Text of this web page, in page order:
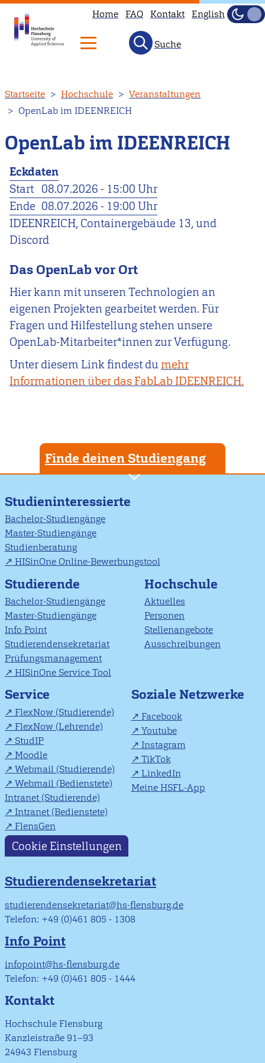
zum
Inhalt
Home FAQ Kontakt English
Hell
Suche
Startseite Hochschule
Veranstaltungen
OpenLab im IDEENREICH
OpenLab im IDEENREICH
Eckdaten
Start 08.07.2026 - 15:00 Uhr
Ende 08.07.2026 - 19:00 Uhr
IDEENREICH, Containergebäude 13, und
Discord
Das OpenLab vor Ort
Hier kann mit unseren Technologien an
eigenen Projekten gearbeitet werden. Für
Fragen und Hilfestellung stehen unsere
OpenLab-Mitarbeiter*innen zur Verfügung.
Unter diesem Link findest du mehr
Informationen über das FabLab IDEENREICH.
Finde deinen Studiengang
Studieninteressierte
Bachelor-Studiengänge
Master-Studiengänge
Studienberatung
HISinOne Online-Bewerbungstool
Studierende
Bachelor-Studiengänge
Master-Studiengänge
Info Point
Studierendensekretariat
Prüfungsmanagement
HISinOne Service Tool
Hochschule
Aktuelles
Personen
Stellenangebote
Ausschreibungen
Service
FlexNow (Studierende)
FlexNow (Lehrende)
StudIP
Moodle
Webmail (Studierende)
Webmail (Bedienstete)
Intranet (Studierende)
Intranet (Bedienstete)
FlensGen
Soziale Netzwerke
Facebook
Youtube
Instagram
TikTok
LinkedIn
Meine HSFL-App
Cookie Einstellungen
Studierendensekretariat
studierendensekretariat@hs-flensburg.de
Telefon: +49 (0)461 805 - 1308
Info Point
infopoint@hs-flensburg.de
Telefon: +49 (0)461 805 - 1444
Kontakt
Hochschule Flensburg
Kanzleistraße 91–93
24943 Flensburg